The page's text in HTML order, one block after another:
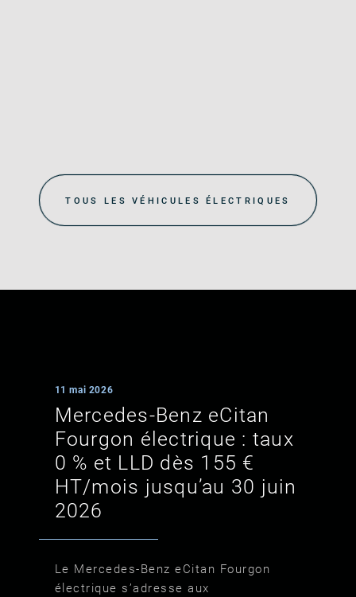
TOUS LES VÉHICULES ÉLECTRIQUES
11 mai 2026
Mercedes‑Benz eCitan
Fourgon électrique : taux
0 % et LLD dès 155 €
HT/mois jusqu’au 30 juin
2026
Le Mercedes‑Benz eCitan Fourgon
électrique s’adresse aux